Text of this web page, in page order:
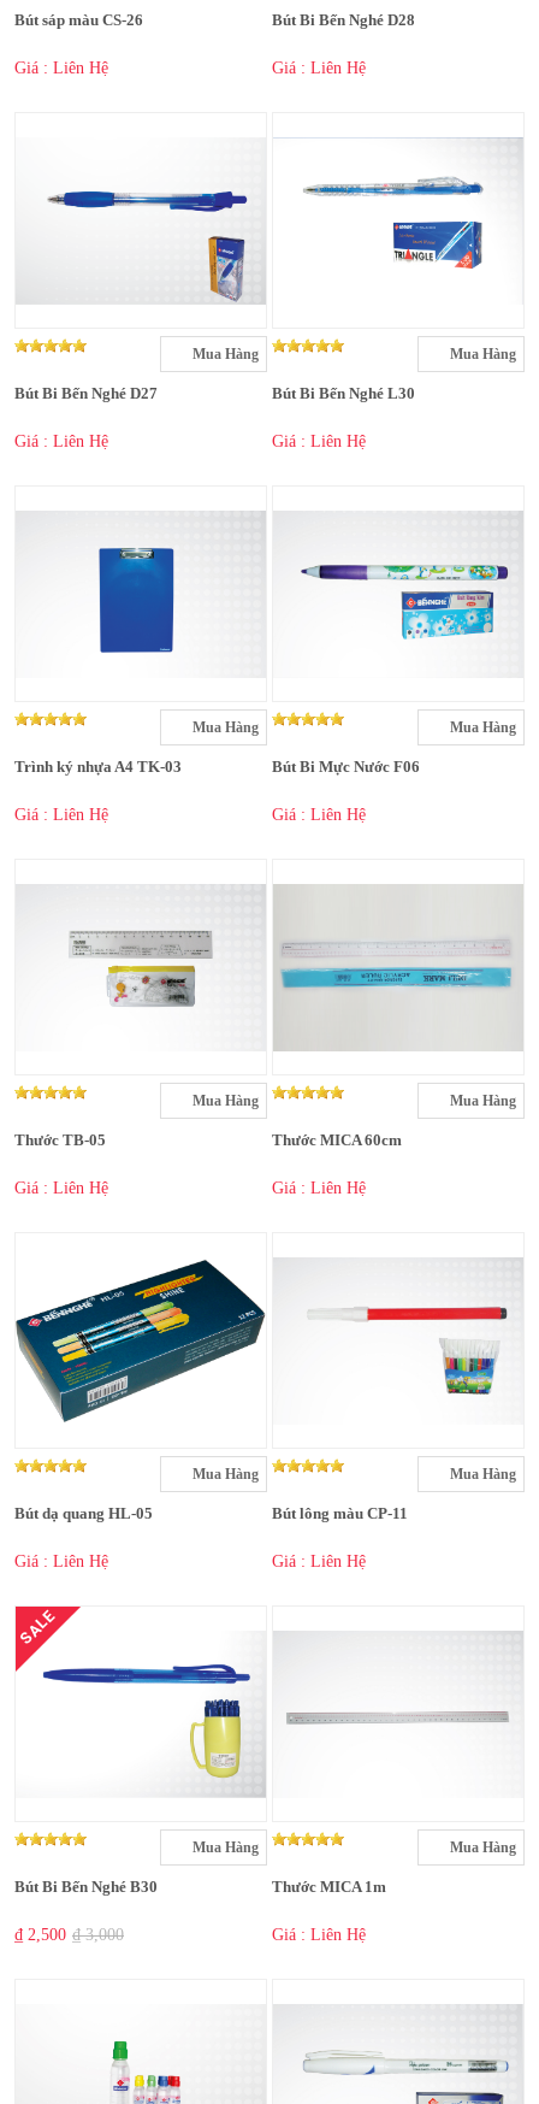
Bút sáp màu CS-26
Giá : Liên Hệ
Bút Bi Bến Nghé D28
Giá : Liên Hệ
Mua Hàng
Bút Bi Bến Nghé D27
Giá : Liên Hệ
Mua Hàng
Bút Bi Bến Nghé L30
Giá : Liên Hệ
Mua Hàng
Trình ký nhựa A4 TK-03
Giá : Liên Hệ
Mua Hàng
Bút Bi Mực Nước F06
Giá : Liên Hệ
Mua Hàng
Thước TB-05
Giá : Liên Hệ
Mua Hàng
Thước MICA 60cm
Giá : Liên Hệ
Mua Hàng
Bút dạ quang HL-05
Giá : Liên Hệ
Mua Hàng
Bút lông màu CP-11
Giá : Liên Hệ
SALE
Mua Hàng
Bút Bi Bến Nghé B30
₫ 2,500 ₫ 3,000
Mua Hàng
Thước MICA 1m
Giá : Liên Hệ